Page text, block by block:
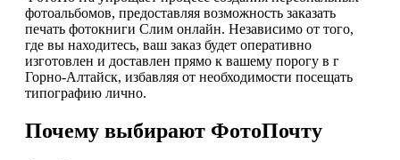
фотоальбомов, предоставляя возможность заказать
печать фотокниги Слим онлайн. Независимо от того,
где вы находитесь, ваш заказ будет оперативно
изготовлен и доставлен прямо к вашему порогу в г
Горно-Алтайск, избавляя от необходимости посещать
типографию лично.
Почему выбирают ФотоПочту